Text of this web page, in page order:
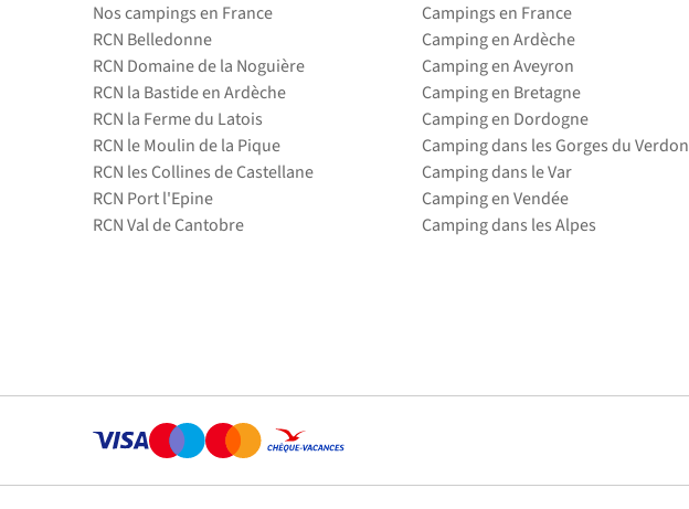
Nos campings en France
RCN Belledonne
RCN Domaine de la Noguière
RCN la Bastide en Ardèche
RCN la Ferme du Latois
RCN le Moulin de la Pique
RCN les Collines de Castellane
RCN Port l'Epine
RCN Val de Cantobre
Campings en France
Camping en Ardèche
Camping en Aveyron
Camping en Bretagne
Camping en Dordogne
Camping dans les Gorges du Verdon
Camping dans le Var
Camping en Vendée
Camping dans les Alpes